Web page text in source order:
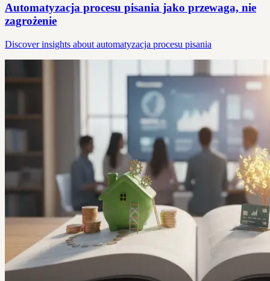
Automatyzacja procesu pisania jako przewaga, nie
zagrożenie
Discover insights about automatyzacja procesu pisania